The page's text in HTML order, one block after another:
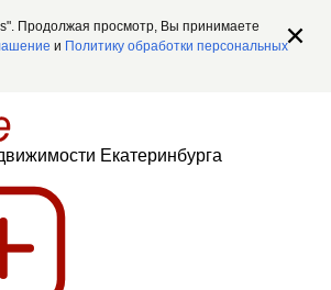
Продолжая просмотр, Вы принимаете
и Политику обработки персональных
Екатеринбурга